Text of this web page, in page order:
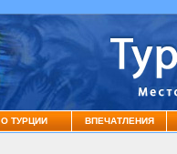
О ТУРЦИИ ВПЕЧАТЛЕНИЯ